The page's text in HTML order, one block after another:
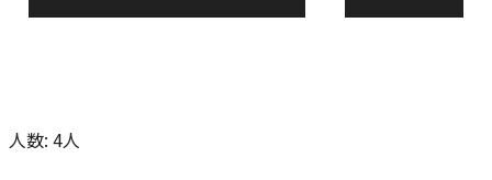
人数: 4人